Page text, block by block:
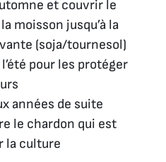
et couvrir le
moisson jusqu’à la
(soja/tournesol)
pour les protéger
années de suite
le chardon qui est
la culture